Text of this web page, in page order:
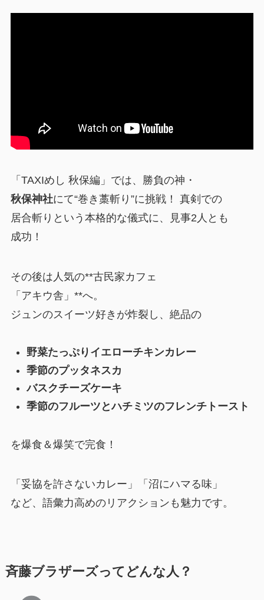
「TAXIめし 秋保編」では、勝負の神・
秋保神社にて“巻き藁斬り”に挑戦！ 真剣での
居合斬りという本格的な儀式に、見事2人とも
成功！
その後は人気の**古民家カフェ
「アキウ舎」**へ。
ジュンのスイーツ好きが炸裂し、絶品の
野菜たっぷりイエローチキンカレー
季節のプッタネスカ
バスクチーズケーキ
季節のフルーツとハチミツのフレンチトースト
を爆食＆爆笑で完食！
「妥協を許さないカレー」「沼にハマる味」
など、語彙力高めのリアクションも魅力です。
斉藤ブラザーズってどんな人？